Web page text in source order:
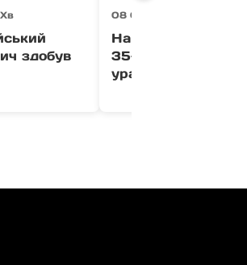
здобув
08 Серпня 2026 +03:00
На Міжгірщині
35-річного
ураження струмом